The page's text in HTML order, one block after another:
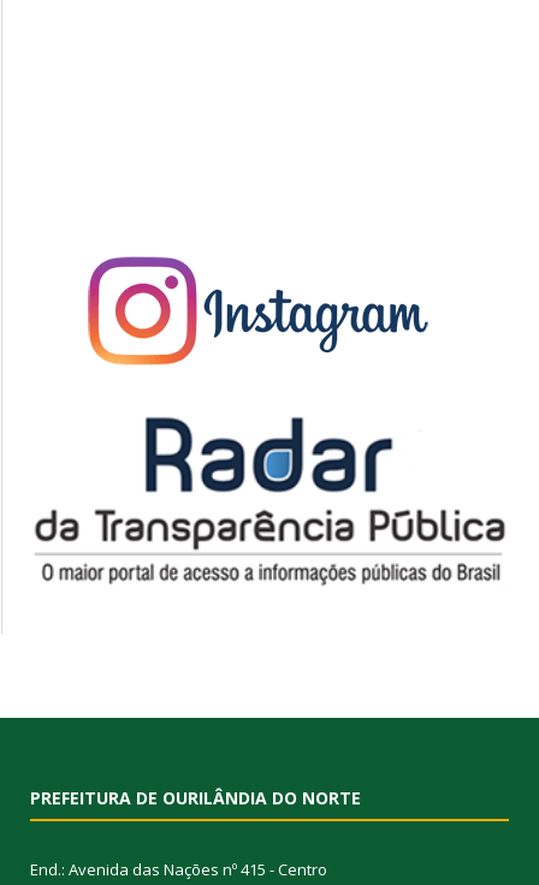
PREFEITURA DE OURILÂNDIA DO NORTE
End.: Avenida das Nações nº 415 - Centro